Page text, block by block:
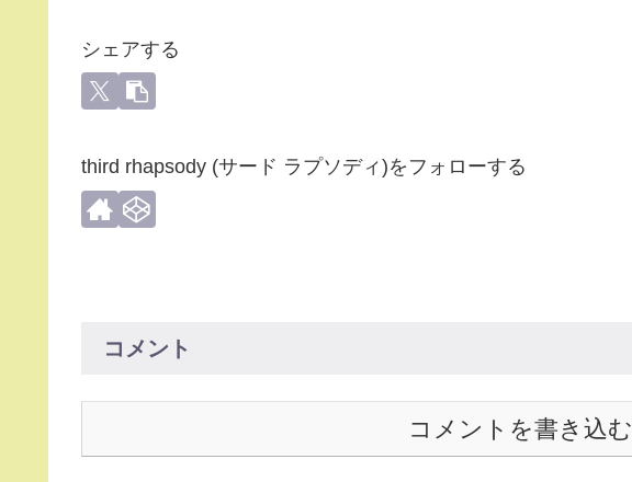
シェアする
third rhapsody (サード ラプソディ)をフォローする
コメント
コメントを書き込む